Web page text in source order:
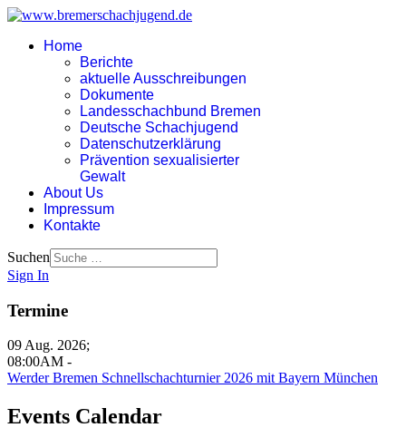
Home
Berichte
aktuelle Ausschreibungen
Dokumente
Landesschachbund Bremen
Deutsche Schachjugend
Datenschutzerklärung
Prävention sexualisierter
Gewalt
About Us
Impressum
Kontakte
Suchen
Sign In
Termine
09 Aug. 2026;
08:00AM -
Werder Bremen Schnellschachturnier 2026 mit Bayern München
Events Calendar